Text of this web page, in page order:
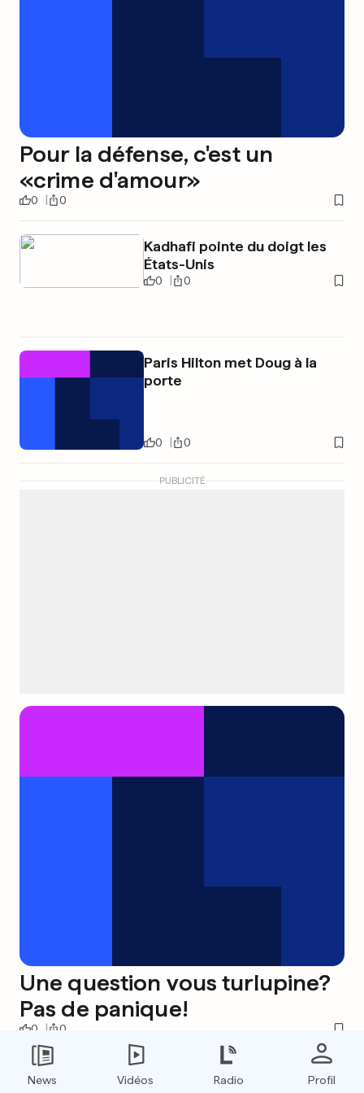
Pour la défense, c'est un
«crime d'amour»
0 0
Kadhafi pointe du doigt les
États-Unis
0 0
Paris Hilton met Doug à la
porte
0 0
PUBLICITÉ
Une question vous turlupine?
Pas de panique!
0 0
Sarkozy et Merkel rouleront
News Vidéos Radio Profil